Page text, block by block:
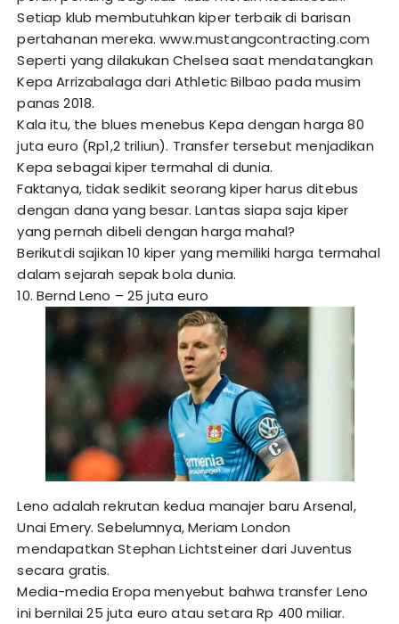
Setiap klub membutuhkan kiper terbaik di barisan
pertahanan mereka.www.mustangcontracting.com
Seperti yang dilakukan Chelsea saat mendatangkan
Kepa Arrizabalaga dari Athletic Bilbao pada musim
panas 2018.
Kala itu, the blues menebus Kepa dengan harga 80
juta euro (Rp1,2 triliun). Transfer tersebut menjadikan
Kepa sebagai kiper termahal di dunia.
Faktanya, tidak sedikit seorang kiper harus ditebus
dengan dana yang besar. Lantas siapa saja kiper
yang pernah dibeli dengan harga mahal?
Berikutdi sajikan 10 kiper yang memiliki harga termahal
dalam sejarah sepak bola dunia.
10. Bernd Leno – 25 juta euro
Leno adalah rekrutan kedua manajer baru Arsenal,
Unai Emery. Sebelumnya, Meriam London
mendapatkan Stephan Lichtsteiner dari Juventus
secara gratis.
Media-media Eropa menyebut bahwa transfer Leno
ini bernilai 25 juta euro atau setara Rp 400 miliar.